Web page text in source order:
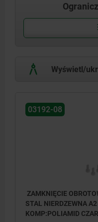
Wyświetl/
03192-08
ZAMKNIĘCIE
STAL NIERDZEWNA A2 Z POLYSKIEM,
KOMP:POLIAMID